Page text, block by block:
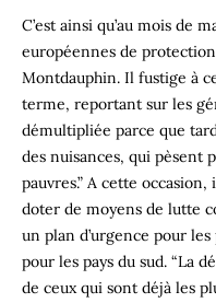
C’est ainsi qu’au mois de
européennes de
Montdauphin. Il fustige à
terme, reportant sur les
démultipliée parce que
des nuisances, qui pèsent
pauvres.” A cette
doter de moyens de lutte
un plan d’urgence pour
pour les pays du sud. “La
de ceux qui sont déjà les